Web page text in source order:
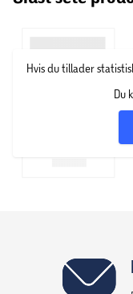
hotels fremtid.
Hvis du tillader
Du